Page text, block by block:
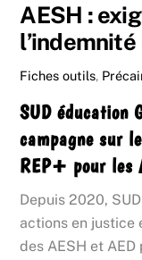
AESH :
l’indemnité
Fiches outils,
SUD éducation
campagne sur
REP+ pour les
Depuis 2020,
actions en justice
des AESH et